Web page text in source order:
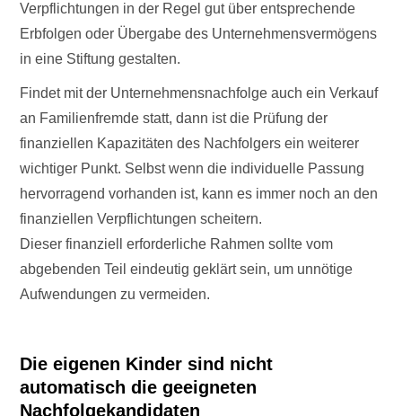
Verpflichtungen in der Regel gut über entsprechende
Erbfolgen oder Übergabe des Unternehmensvermögens
in eine Stiftung gestalten.
Findet mit der Unternehmensnachfolge auch ein Verkauf
an Familienfremde statt, dann ist die Prüfung der
finanziellen Kapazitäten des Nachfolgers ein weiterer
wichtiger Punkt. Selbst wenn die individuelle Passung
hervorragend vorhanden ist, kann es immer noch an den
finanziellen Verpflichtungen scheitern.
Dieser finanziell erforderliche Rahmen sollte vom
abgebenden Teil eindeutig geklärt sein, um unnötige
Aufwendungen zu vermeiden.
Die eigenen Kinder sind nicht
automatisch die geeigneten
Nachfolgekandidaten